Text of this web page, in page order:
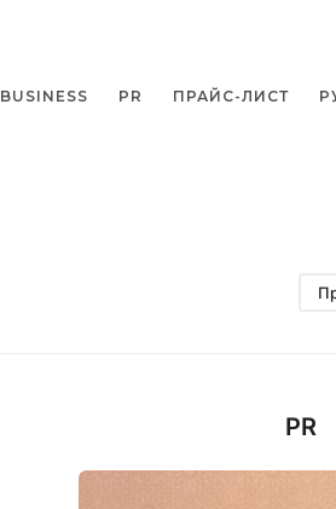
BUSINESS PR ПРАЙС-ЛИСТ
PR